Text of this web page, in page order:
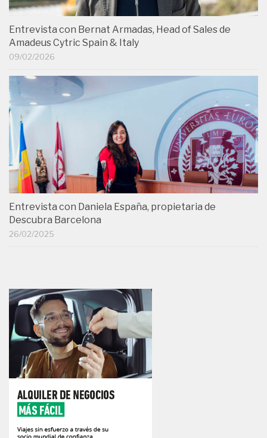
Entrevista con Bernat Armadas, Head of Sales de
Amadeus Cytric Spain & Italy
09/02/2026
Entrevista con Daniela España, propietaria de
Descubra Barcelona
26/02/2025